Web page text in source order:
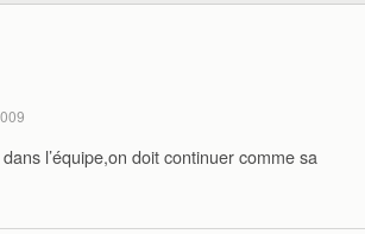
l’équipe,on doit continuer comme sa